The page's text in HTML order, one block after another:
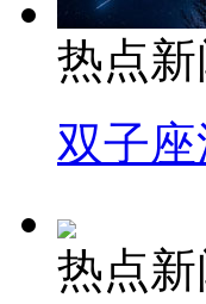
热点新
双子
热点新